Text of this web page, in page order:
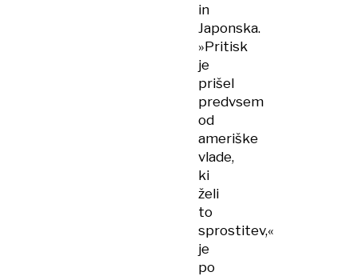
in
Japonska.
»Pritisk
je
prišel
predvsem
od
ameriške
vlade,
ki
želi
to
sprostitev,«
je
po